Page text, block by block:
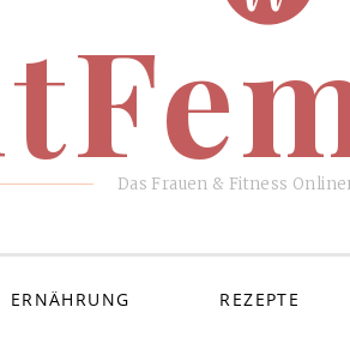
Das Frauen & Fitness
ERNÄHRUNG REZEPTE